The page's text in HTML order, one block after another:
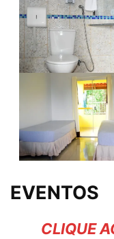
EVENTOS
CLIQUE